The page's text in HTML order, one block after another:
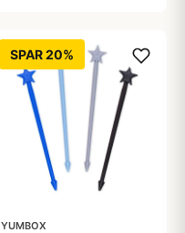
SPAR 20%
YUMBOX